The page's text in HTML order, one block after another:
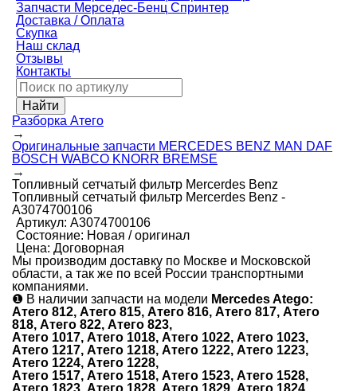
Запчасти Мерседес-Бенц Спринтер
Доставка / Оплата
Скупка
Наш склад
Отзывы
Контакты
Разборка Атего
→
Оригинальные запчасти MERCEDES BENZ MAN DAF
BOSCH WABCO KNORR BREMSE
→
Топливный сетчатый фильтр Mercerdes Benz
Топливный сетчатый фильтр Mercerdes Benz -
А3074700106
Артикул: А3074700106
Состояние: Новая / оригинал
Цена: Договорная
Мы производим доставку по Москве и Московской
области, а так же по всей России транспортными
компаниями.
❶ В наличии запчасти на модели Mercedes Atego:
Атего 812, Атего 815, Атего 816, Атего 817, Атего
818, Атего 822, Атего 823,
Атего 1017, Атего 1018, Атего 1022, Атего 1023,
Атего 1217, Атего 1218, Атего 1222, Атего 1223,
Атего 1224, Атего 1228,
Атего 1517, Атего 1518, Атего 1523, Атего 1528,
Атего 1823, Атего 1828, Атего 1829, Атего 1824